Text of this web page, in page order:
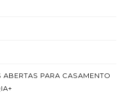
PARA CASAMENTO